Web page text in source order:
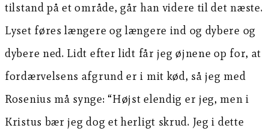
tilstand på et område, går han videre til det næste.
Lyset føres længere og længere ind og dybere og
dybere ned. Lidt efter lidt får jeg øjnene op for, at
fordærvelsens afgrund er i mit kød, så jeg med
Rosenius må synge: “Højst elendig er jeg, men i
Kristus bær jeg dog et herligt skrud. Jeg i dette